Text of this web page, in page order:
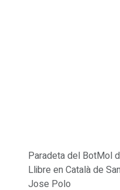
Paradeta del BotMol
Llibre en Català de
Jose Polo